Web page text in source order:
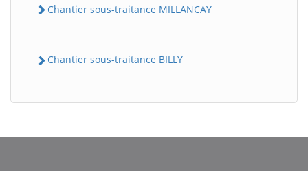
Chantier sous-traitance MILLANCAY
Chantier sous-traitance BILLY
BatiWebPro